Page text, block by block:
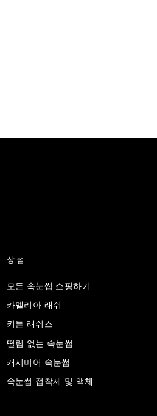
상점
모든 속눈썹 쇼핑하기
카멜리아 래쉬
키튼 래쉬스
떨림 없는 속눈썹
캐시미어 속눈썹
속눈썹 접착제 및 액체